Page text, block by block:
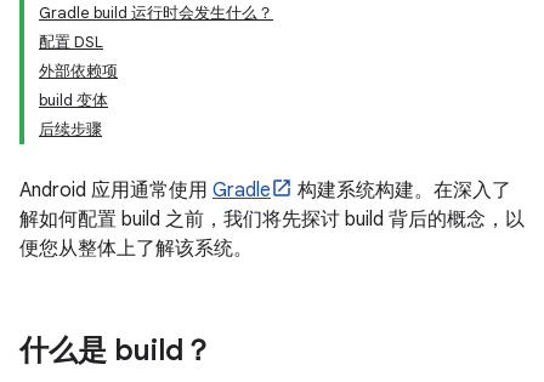
Gradle build 运行时会发生什么？
配置 DSL
外部依赖项
build 变体
后续步骤
Android 应用通常使用 Gradle
构建系统构建。在深入了
解如何配置 build 之前，我们将先探讨 build 背后的概念，以
便您从整体上了解该系统。
什么是 build？